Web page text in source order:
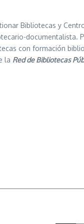
Bibliotecas y
documentalista.
con formación
la Red de Bibliotecas